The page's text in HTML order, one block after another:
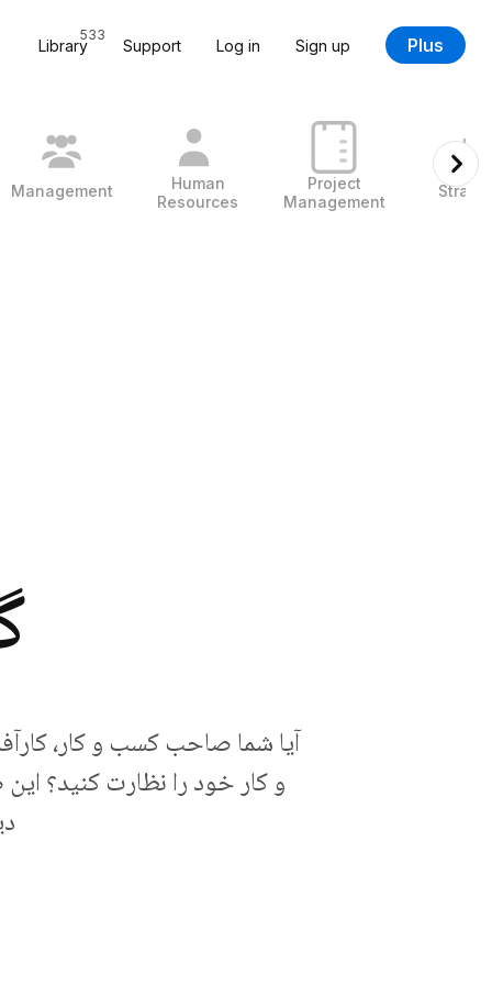
Library
533
Support Log in Sign up Plus
Management
Human
Resources
Project
Management
آیا شما صاحب کسب و کار،
و کار خود را نظارت کنید؟